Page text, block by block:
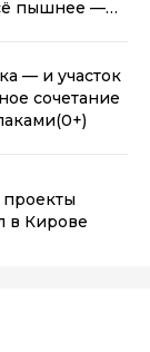
пышнее —
— и участок
сочетание
(0+)
в Кирове